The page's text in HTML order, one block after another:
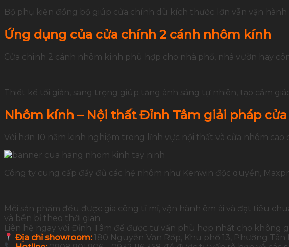
Bộ phụ kiện đồng bộ giúp cửa chính dù kích thước lớn vẫn vận
Ứng dụng của cửa chính 2 cánh nhôm kính
Cửa chính 2 cánh nhôm kính phù hợp cho nhà phố, nhà vườn hay
Thiết kế tối giản, sang trọng giúp tăng ánh sáng tự nhiên, tạo cảm
Nhôm kính – Nội thất Đỉnh Tâm giải pháp
Với hơn 10 năm kinh nghiệm trong lĩnh vực nội thất và cửa nhôm
Công ty cung cấp đầy đủ các hệ nhôm như Kenwin độc quyền,
Mỗi sản phẩm đều được gia công tỉ mỉ, vận hành êm ái và đạt tiêu
và bền bỉ theo thời gian.
Liên hệ ngay với Đỉnh Tâm để được tư vấn phù hợp nhất cho không
Địa chỉ showroom:180 Nguyễn Văn Rốp, Khu phố 13, Phường Tân